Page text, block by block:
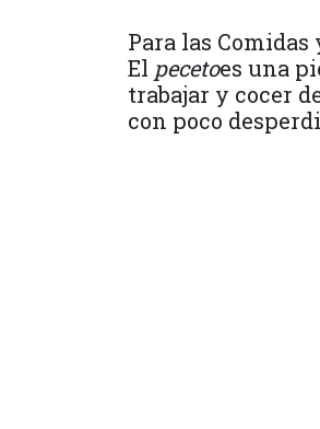
Para las
El pecetoes una
trabajar y cocer
con poco